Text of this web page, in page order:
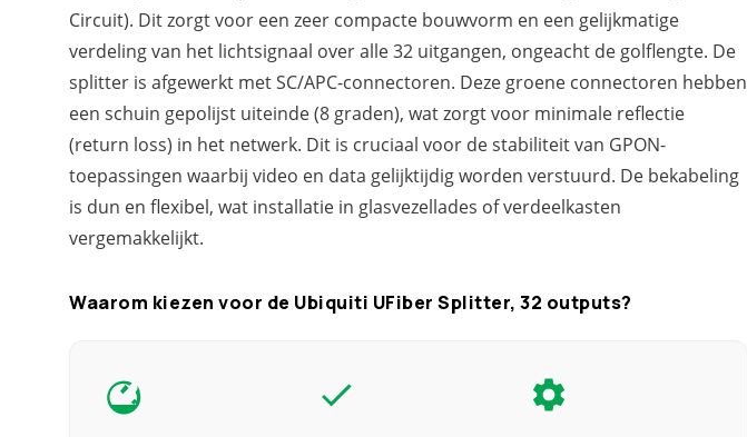
Circuit). Dit zorgt voor een zeer compacte bouwvorm en een gelijkmatige
verdeling van het lichtsignaal over alle 32 uitgangen, ongeacht de golflengte. De
splitter is afgewerkt met SC/APC-connectoren. Deze groene connectoren hebben
een schuin gepolijst uiteinde (8 graden), wat zorgt voor minimale reflectie
(return loss) in het netwerk. Dit is cruciaal voor de stabiliteit van GPON-
toepassingen waarbij video en data gelijktijdig worden verstuurd. De bekabeling
is dun en flexibel, wat installatie in glasvezellades of verdeelkasten
vergemakkelijkt.
Waarom kiezen voor de Ubiquiti UFiber Splitter, 32 outputs?